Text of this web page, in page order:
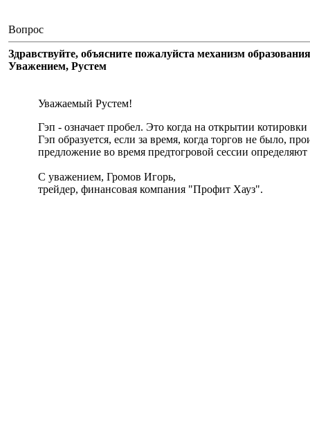
Вопрос
Здравствуйте, объясните пожалуйста механизм
Уважением, Рустем
Уважаемый Рустем!
Гэп - означает пробел. Это когда на открытии
Гэп образуется, если за время, когда торгов не было,
предложение во время предтогровой сессии определяют
С уважением, Громов Игорь,
трейдер, финансовая компания "Профит Хауз".